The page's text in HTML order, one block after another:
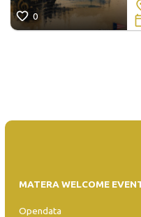
0
MATERA WELCOME
Opendata